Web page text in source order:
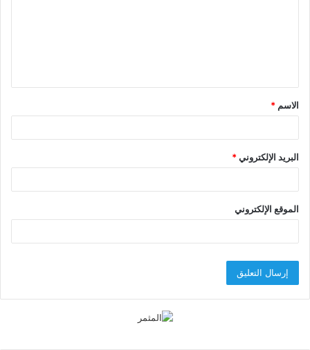
ق
*
الاسم *
البريد الإلكتروني*
الموقع الإلكتروني